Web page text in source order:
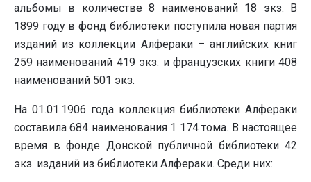
альбомы в количестве 8 наименований 18 экз. В
1899 году в фонд библиотеки поступила новая партия
изданий из коллекции Алфераки – английских книг
259 наименований 419 экз. и французских книги 408
наименований 501 экз.
На 01.01.1906 года коллекция библиотеки Алфераки
составила 684 наименования 1 174 тома. В настоящее
время в фонде Донской публичной библиотеки 42
экз. изданий из библиотеки Алфераки. Среди них: